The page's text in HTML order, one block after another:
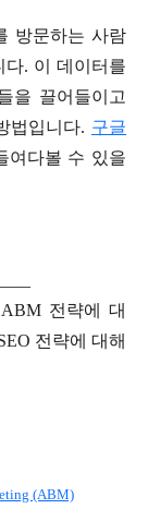
방문하는 사람
. 이 데이터를
을 끌어들이고
법입니다. 구글
여다볼 수 있을
전략에 대
전략에 대해
(ABM)